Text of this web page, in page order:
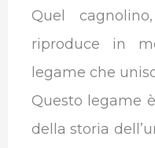
Quel
riproduce in
legame che
Questo legame
della storia